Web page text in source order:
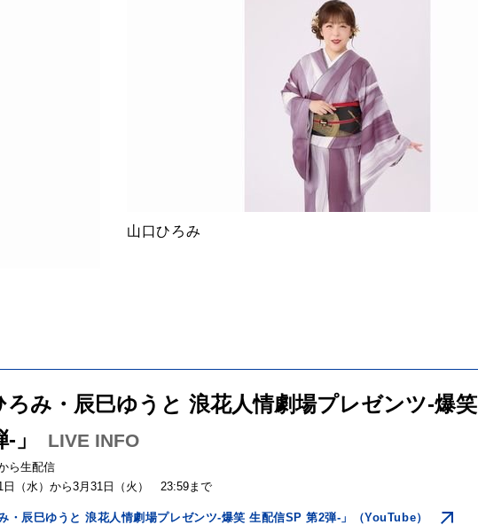
山口ひろみ
ろみ・辰巳ゆうと 浪花人情劇場プレゼンツ-爆笑
」
LIVE INFO
ら生配信
（水）から3月31日（火） 23:59まで
・辰巳ゆうと 浪花人情劇場プレゼンツ-爆笑 生配信SP 第2弾-」（YouTube）